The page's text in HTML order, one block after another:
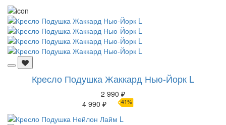
Кресло Подушка Жаккард Нью-Йорк L
2 990 ₽
4 990 ₽
41%